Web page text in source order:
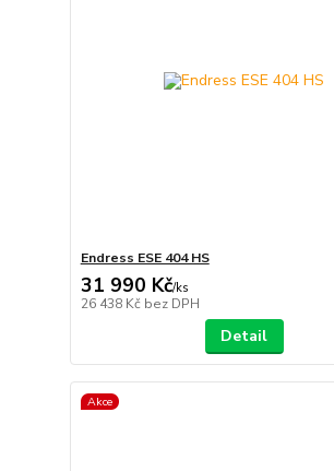
Endress ESE 404 HS
31 990 Kč/ks
26 438 Kč bez DPH
Detail
Akce